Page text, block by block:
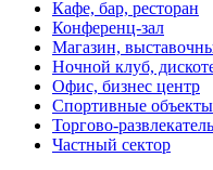
Кафе, бар, ресторан
Конференц-зал
Магазин,
Ночной клуб,
Офис, бизнес центр
Спортивные объекты
Торгово-
Частный сектор